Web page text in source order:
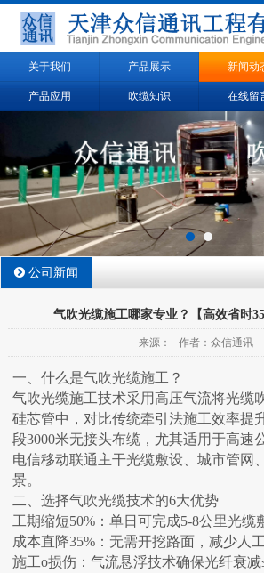
关于我们 产品展示 新闻动
产品应用 吹缆知识 在线留
公司新闻
气吹光缆施工哪家专业？【高效省时
来源： 作者：众信通讯
一、什么是气吹光缆施工？
气吹光缆施工技术采用高压气流将光缆
硅芯管中，对比传统牵引法施工效率提
段3000米无接头布缆，尤其适用于高速
电信移动联通主干光缆敷设、城市管网
景。
二、选择气吹光缆技术的6大优势
工期缩短50%：单日可完成5-8公里光缆
成本直降35%：无需开挖路面，减少人
施工o损伤：气流悬浮技术确保光纤衰减